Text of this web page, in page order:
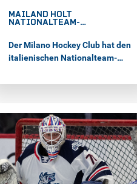
MAILAND HOLT
NATIONALTEAM-
Der Milano Hockey Club hat den
italienischen Nationalteam-
verpflichtet. Für Bozen, Asiago
in der win2day ICE Hockey
League. In der letzten Saison
führte der Rechtsschütze
Asiago als Kapitän in der Alps
Hockey League an und gewann